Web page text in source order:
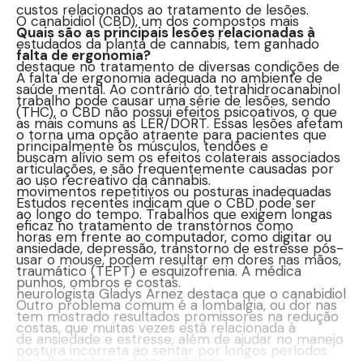
custos relacionados ao tratamento de lesões.
Quais são as principais lesões relacionadas à
falta de ergonomia?
A falta de ergonomia adequada no ambiente de
trabalho pode causar uma série de lesões, sendo
as mais comuns as LER/DORT. Essas lesões afetam
principalmente os músculos, tendões e
articulações, e são frequentemente causadas por
movimentos repetitivos ou posturas inadequadas
ao longo do tempo. Trabalhos que exigem longas
horas em frente ao computador, como digitar ou
usar o mouse, podem resultar em dores nas mãos,
punhos, ombros e costas.
Outro problema comum é a lombalgia, ou dor nas
costas, que muitas vezes está relacionada à
postura incorreta ao sentar por longos períodos.
O canabidiol (CBD), um dos compostos mais
estudados da planta de cannabis, tem ganhado
destaque no tratamento de diversas condições de
saúde mental. Ao contrário do tetrahidrocanabinol
(THC), o CBD não possui efeitos psicoativos, o que
o torna uma opção atraente para pacientes que
buscam alívio sem os efeitos colaterais associados
ao uso recreativo da cannabis.
Estudos recentes indicam que o CBD pode ser
eficaz no tratamento de transtornos como
ansiedade, depressão, transtorno de estresse pós-
traumático (TEPT) e esquizofrenia. A médica
neurologista Gladys Arnez destaca que o canabidiol
tem mostrado resultados promissores na redução
de ansiedade e estresse, além de ajudar no manejo